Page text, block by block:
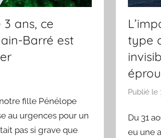
ans, ce
Barré est
fille Pénélope
au urgences pour un
pas si grave que
type
Publié le
Du 31
eu une